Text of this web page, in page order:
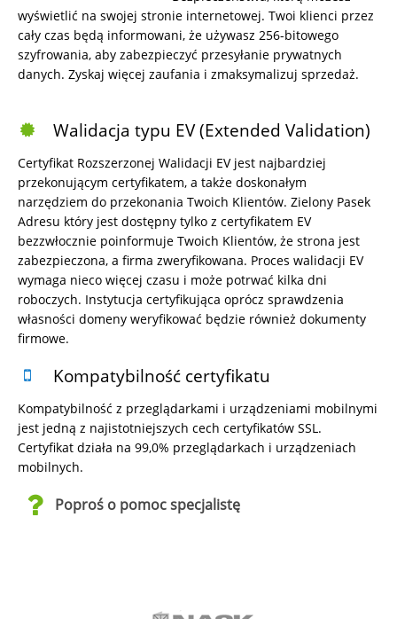
wyświetlić na swojej stronie internetowej. Twoi klienci przez
cały czas będą informowani, że używasz 256-bitowego
szyfrowania, aby zabezpieczyć przesyłanie prywatnych
danych. Zyskaj więcej zaufania i zmaksymalizuj sprzedaż.
Walidacja typu EV (Extended Validation)
Certyfikat Rozszerzonej Walidacji EV jest najbardziej
przekonującym certyfikatem, a także doskonałym
narzędziem do przekonania Twoich Klientów. Zielony Pasek
Adresu który jest dostępny tylko z certyfikatem EV
bezzwłocznie poinformuje Twoich Klientów, że strona jest
zabezpieczona, a firma zweryfikowana. Proces walidacji EV
wymaga nieco więcej czasu i może potrwać kilka dni
roboczych. Instytucja certyfikująca oprócz sprawdzenia
własności domeny weryfikować będzie również dokumenty
firmowe.
Kompatybilność certyfikatu
Kompatybilność z przeglądarkami i urządzeniami mobilnymi
jest jedną z najistotniejszych cech certyfikatów SSL.
Certyfikat działa na 99,0% przeglądarkach i urządzeniach
mobilnych.
Poproś o pomoc specjalistę